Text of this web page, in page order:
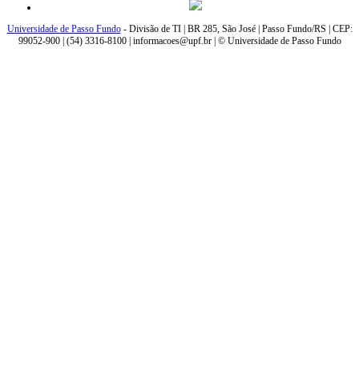
Universidade de Passo Fundo- Divisão de TI | BR 285, São José | Passo Fundo/RS | CEP:
99052-900 | (54) 3316-8100 | informacoes@upf.br | © Universidade de Passo Fundo